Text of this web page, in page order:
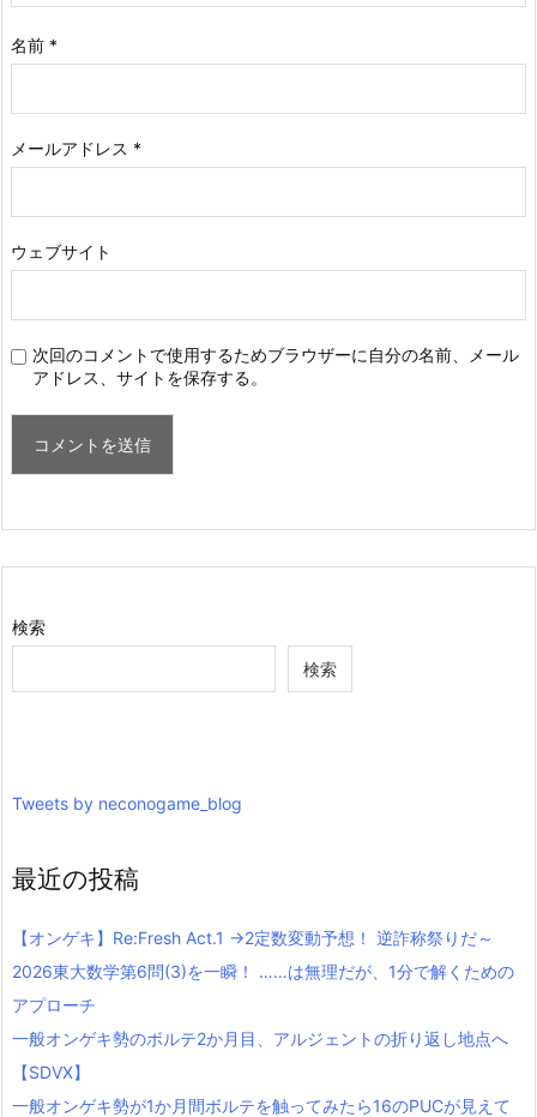
名前 *
メールアドレス *
ウェブサイト
次回のコメントで使用するためブラウザーに自分の名前、メール
アドレス、サイトを保存する。
検索
検索
Tweets by neconogame_blog
最近の投稿
【オンゲキ】Re:Fresh Act.1 →2定数変動予想！ 逆詐称祭りだ～
2026東大数学第6問(3)を一瞬！ ……は無理だが、1分で解くための
アプローチ
一般オンゲキ勢のボルテ2か月目、アルジェントの折り返し地点へ
【SDVX】
一般オンゲキ勢が1か月間ボルテを触ってみたら16のPUCが見えて